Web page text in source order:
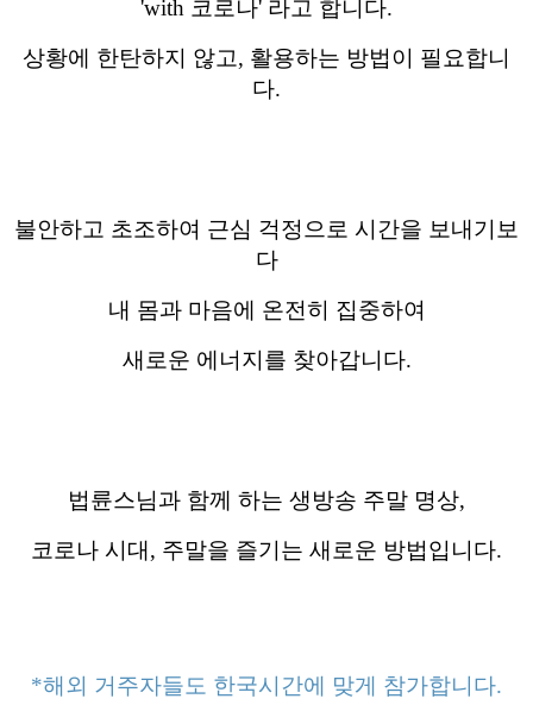
'with 코로나' 라고 합니다.
상황에 한탄하지 않고, 활용하는 방법이 필요합니
다.
불안하고 초조하여 근심 걱정으로 시간을 보내기보
다
내 몸과 마음에 온전히 집중하여
새로운 에너지를 찾아갑니다.
법륜스님과 함께 하는 생방송 주말 명상,
코로나 시대, 주말을 즐기는 새로운 방법입니다.
*해외 거주자들도 한국시간에 맞게 참가합니다.